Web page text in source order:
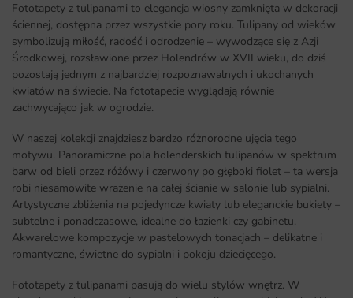
Fototapety z tulipanami to elegancja wiosny zamknięta w dekoracji
ściennej, dostępna przez wszystkie pory roku. Tulipany od wieków
symbolizują miłość, radość i odrodzenie – wywodzące się z Azji
Środkowej, rozsławione przez Holendrów w XVII wieku, do dziś
pozostają jednym z najbardziej rozpoznawalnych i ukochanych
kwiatów na świecie. Na fototapecie wyglądają równie
zachwycająco jak w ogrodzie.
W naszej kolekcji znajdziesz bardzo różnorodne ujęcia tego
motywu. Panoramiczne pola holenderskich tulipanów w spektrum
barw od bieli przez różówy i czerwony po głęboki fiolet – ta wersja
robi niesamowite wrażenie na całej ścianie w salonie lub sypialni.
Artystyczne zbliżenia na pojedyncze kwiaty lub eleganckie bukiety –
subtelne i ponadczasowe, idealne do łazienki czy gabinetu.
Akwarelowe kompozycje w pastelowych tonacjach – delikatne i
romantyczne, świetne do sypialni i pokoju dziecięcego.
Fototapety z tulipanami pasują do wielu stylów wnętrz. W